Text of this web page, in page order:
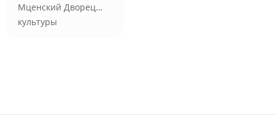
Мценский Дворец
культуры